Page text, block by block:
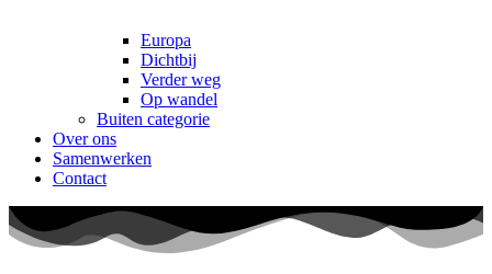
Europa
Dichtbij
Verder weg
Op wandel
Buiten categorie
Over ons
Samenwerken
Contact